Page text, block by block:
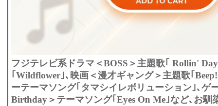
フジテレビ系ドラマ＜BOSS＞主題歌｢ Rollin'
｢Wildflower｣､映画＜漫才ギャング＞主題歌｢
ーテーマソング｢タマシイレボリューション｣､ゲ
Birthday＞テーマソング｢Eyes On Me｣など､お馴